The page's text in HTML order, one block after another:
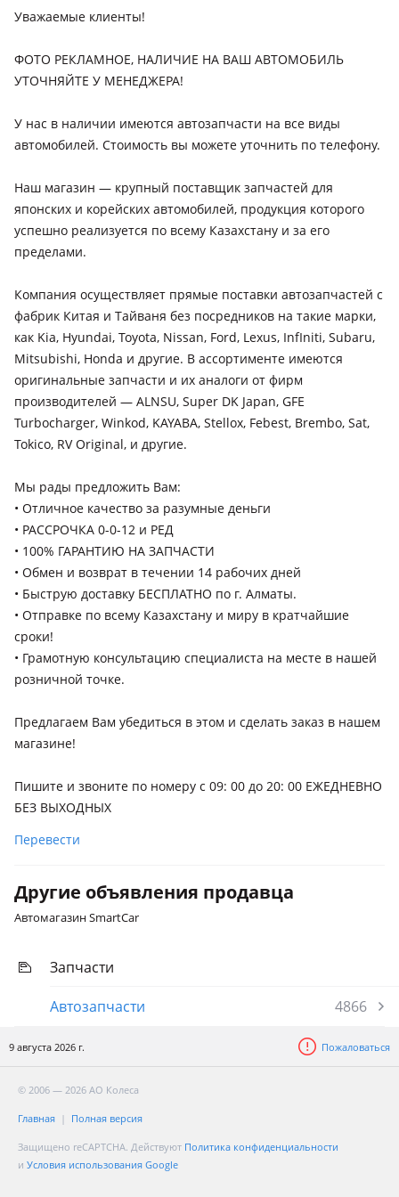
(CN7), 2018 - 2020 6 поколение рестайлинг (AD/ADA), 2015 -
2020 6 поколение (AD/ADA), 2013 - 2016 5 поколение
рестайлинг (MD/UD), 2010 - 2016 5 поколение (MD/UD), 2003
поколение (HD), 1995 - 2000 2 поколение (J2/RD), 2000 - 2003
3 поколение (XD), 1990 - 1995 1 поколение (J1)
Hyundai Grandeur
2022 - н.в. 7 поколение, 2019 - 2022 IG рестайлинг, 2005 -
рестайлинг, 2009 - 2011 TG рестайлинг, 2011 - 2016 HG, 2016
- 2019 IG, 1986 - 1992 L
Hyundai Matrix
2008 - 2010 1 поколение [2-й рестайлинг] (FC), 2005 - 2008 1
Hyundai Santa Fe
2020 - н.в. 4 поколение рестайлинг, 2018 - 2021 4
поколение (TM/TMA), 2009 - 2012 2 поколение рестайлинг
(CM), 2000 - 2012 1 поколение (SM), 2005 - 2010 2 поколение
(CM), 2012 - 2016 3 поколение (DM/DMA), 2015 - 2018 3
поколение рестайлинг (DM/DMA)
Hyundai Solaris
2020 - н.в. 5 поколение рестайлинг (HC/YC), 2017 - 2020 5
(RB/RC), 2010 - 2014 4 поколение (RB/RC)
2023 - н.в. 8 поколение рестайлинг, 2019 - н.в. 8 поколение
(DN8), 2017 - 2022 7 поколение рестайлинг (LF), 2014 - 2017
7 поколение (LF), 2009 - 2014 6 поколение (YF), 2007 - 2010 5
поколение рестайлинг (NF), 2004 - 2007 5 поколение (NF),
2001 - 2013 4 поколение рестайлинг (EF), 1998 - 2001 4
поколение (EF), 1996 - 1998 3 поколение рестайлинг (Y3),
1991 - 1993 2 поколение рестайлинг (Y2), 1987 - 1991 2
поколение (Y2), 1993 - 1996 3 поколение (Y3)
2004 - 2007 2 поколение (HP), 2001 - 2004 1 поколение (HP)
Hyundai Tucson
2020 - н.в. 4 поколение (NX4), 2018 - 2021 3 поколение
рестайлинг (TL/TLE), 2015 - 2019 3 поколение (TL/TLE), 2009 -
2015 2 поколение (LM), 2004 - 2010 1 поколение (JM)
Уважаемые клиенты!
ФОТО РЕКЛАМНОЕ, НАЛИЧИЕ НА ВАШ АВТОМОБИЛЬ
УТОЧНЯЙТЕ У МЕНЕДЖЕРА!
У нас в наличии имеются автозапчасти на все виды
автомобилей. Стоимость вы можете уточнить по телефону.
Наш магазин — крупный поставщик запчастей для
японских и корейских автомобилей, продукция которого
успешно реализуется по всему Казахстану и за его
пределами.
Компания осуществляет прямые поставки автозапчастей с
фабрик Китая и Тайваня без посредников на такие марки,
как Kia, Hyundai, Toyota, Nissan, Ford, Lexus, InfIniti, Subaru,
Mitsubishi, Honda и другие. В ассортименте имеются
оригинальные запчасти и их аналоги от фирм
производителей — ALNSU, Super DK Japan, GFE
Turbocharger, Winkod, KAYABA, Stellox, Febest, Brembo, Sat,
Tokico, RV Original, и другие.
Мы рады предложить Вам:
• Отличное качество за разумные деньги
• РАССРОЧКА 0-0-12 и РЕД
• 100% ГАРАНТИЮ НА ЗАПЧАСТИ
• Обмен и возврат в течении 14 рабочих дней
• Быструю доставку БЕСПЛАТНО по г. Алматы.
• Отправкe по всему Казахстану и миру в кратчайшие
сроки!
• Грамотную консультацию специалиста на месте в нашей
розничной точке.
Предлагаем Вам убедиться в этом и сделать заказ в нашем
магазине!
Пишите и звоните по номеру с 09: 00 до 20: 00 ЕЖЕДНЕВНО
БЕЗ ВЫХОДНЫХ
Перевести
Другие объявления продавца
Автомагазин SmartCar
Запчасти
Автозапчасти
4866
9 августа 2026 г. Пожаловаться
© 2006 — 2026 АО Колеса
Главная Полная версия
Защищено reCAPTCHA. Действуют Политика конфиденциальности
и Условия использования Google